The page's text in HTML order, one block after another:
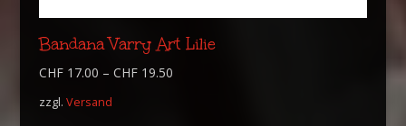
Bandana Varry Art Lilie
CHF17.00 – CHF19.50
zzgl. Versand